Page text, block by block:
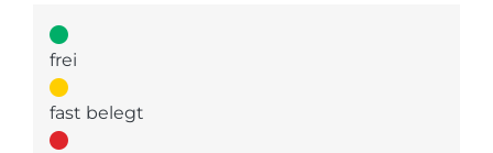
frei
fast belegt